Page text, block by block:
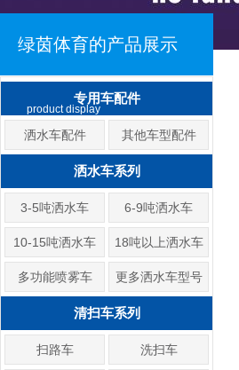
绿茵体育的产品展示
product display
专用车配件
洒水车配件 其他车型配件
洒水车系列
3-5吨洒水车 6-9吨洒水车
10-15吨洒水车 18吨以上洒水车
多功能喷雾车 更多洒水车型号
清扫车系列
扫路车 洗扫车